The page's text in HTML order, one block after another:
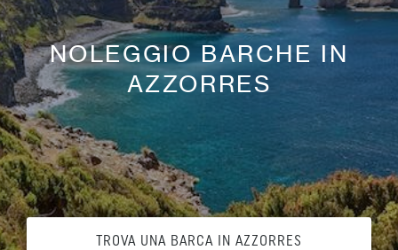
NOLEGGIO BARCHE IN
AZZORRES
TROVA UNA BARCA IN AZZORRES